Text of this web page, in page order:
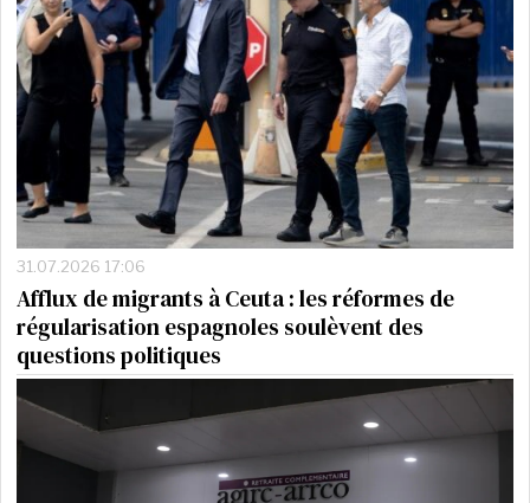
31.07.2026 17:06
Afflux de migrants à Ceuta : les réformes de
régularisation espagnoles soulèvent des
questions politiques